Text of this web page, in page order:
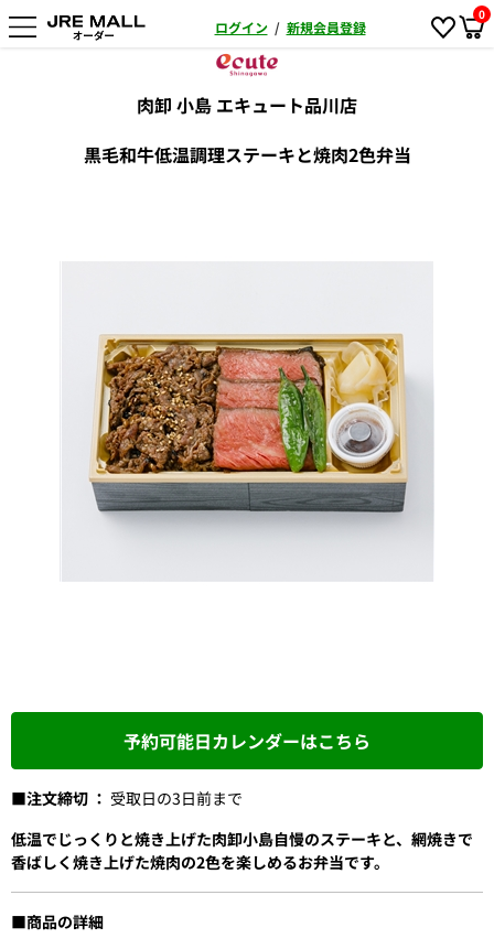
ログイン / 新規会員登録
0
肉卸 小島 エキュート品川店
黒毛和牛低温調理ステーキと焼肉2色弁当
予約可能日カレンダーはこちら
■注文締切 ： 受取日の3日前まで
低温でじっくりと焼き上げた肉卸小島自慢のステーキと、網焼きで
香ばしく焼き上げた焼肉の2色を楽しめるお弁当です。
■商品の詳細